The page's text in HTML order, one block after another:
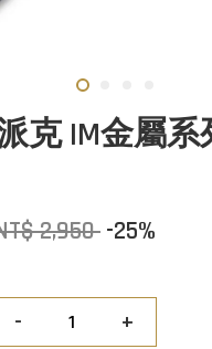
派克 IM金屬
2,950 -25%
- +